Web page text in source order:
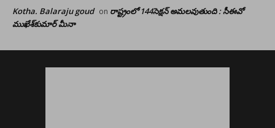
Kotha. Balaraju goud on రాష్ట్రంలో 144సెక్షన్ అమలవుతుంది : సీఈవో
ముఖేశ్‌కుమార్‌ మీనా